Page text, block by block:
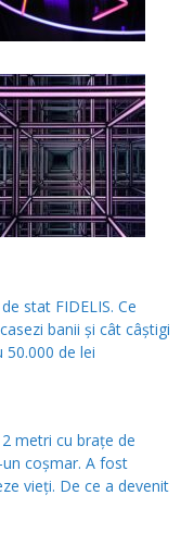
stat FIDELIS. Ce
banii şi cât câștigi
50.000 de lei
metri cu brațe de
coșmar. A fost
vieți. De ce a devenit